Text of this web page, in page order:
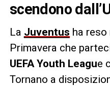
scendono
La Juventus ha
Primavera che
UEFA Youth League
Tornano a